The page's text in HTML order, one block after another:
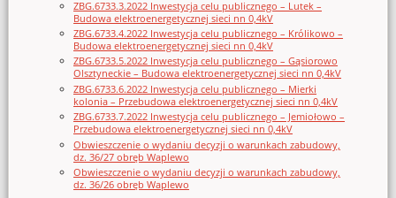
ZBG.6733.3.2022 Inwestycja celu publicznego – Lutek –
Budowa elektroenergetycznej sieci nn 0,4kV
ZBG.6733.4.2022 Inwestycja celu publicznego – Królikowo –
Budowa elektroenergetycznej sieci nn 0,4kV
ZBG.6733.5.2022 Inwestycja celu publicznego – Gąsiorowo
Olsztyneckie – Budowa elektroenergetycznej sieci nn 0,4kV
ZBG.6733.6.2022 Inwestycja celu publicznego – Mierki
kolonia – Przebudowa elektroenergetycznej sieci nn 0,4kV
ZBG.6733.7.2022 Inwestycja celu publicznego – Jemiołowo –
Przebudowa elektroenergetycznej sieci nn 0,4kV
Obwieszczenie o wydaniu decyzji o warunkach zabudowy,
dz. 36/27 obręb Waplewo
Obwieszczenie o wydaniu decyzji o warunkach zabudowy,
dz. 36/26 obręb Waplewo